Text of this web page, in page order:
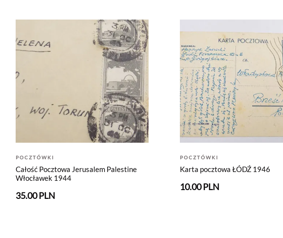
POCZTÓWKI
Całość Pocztowa Jerusalem Palestine
Włocławek 1944
35.00 PLN
POCZTÓWKI
Karta pocztowa ŁÓDŹ 1946
10.00 PLN